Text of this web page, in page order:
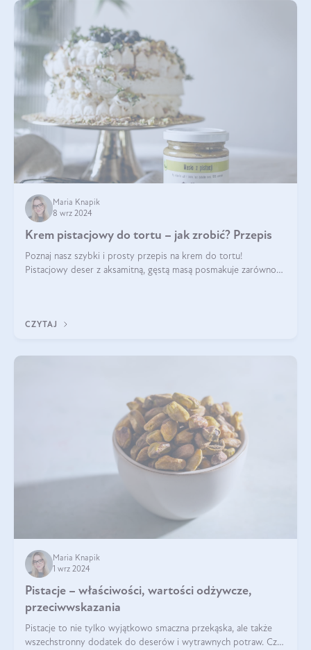
Maria Knapik
8 wrz 2024
Krem pistacjowy do tortu – jak zrobić? Przepis
Poznaj nasz szybki i prosty przepis na krem do tortu!
Pistacjowy deser z aksamitną, gęstą masą posmakuje zarówno
CZYTAJ
Maria Knapik
1 wrz 2024
Pistacje – właściwości, wartości odżywcze,
przeciwwskazania
Pistacje to nie tylko wyjątkowo smaczna przekąska, ale także
wszechstronny dodatek do deserów i wytrawnych potraw. Czy